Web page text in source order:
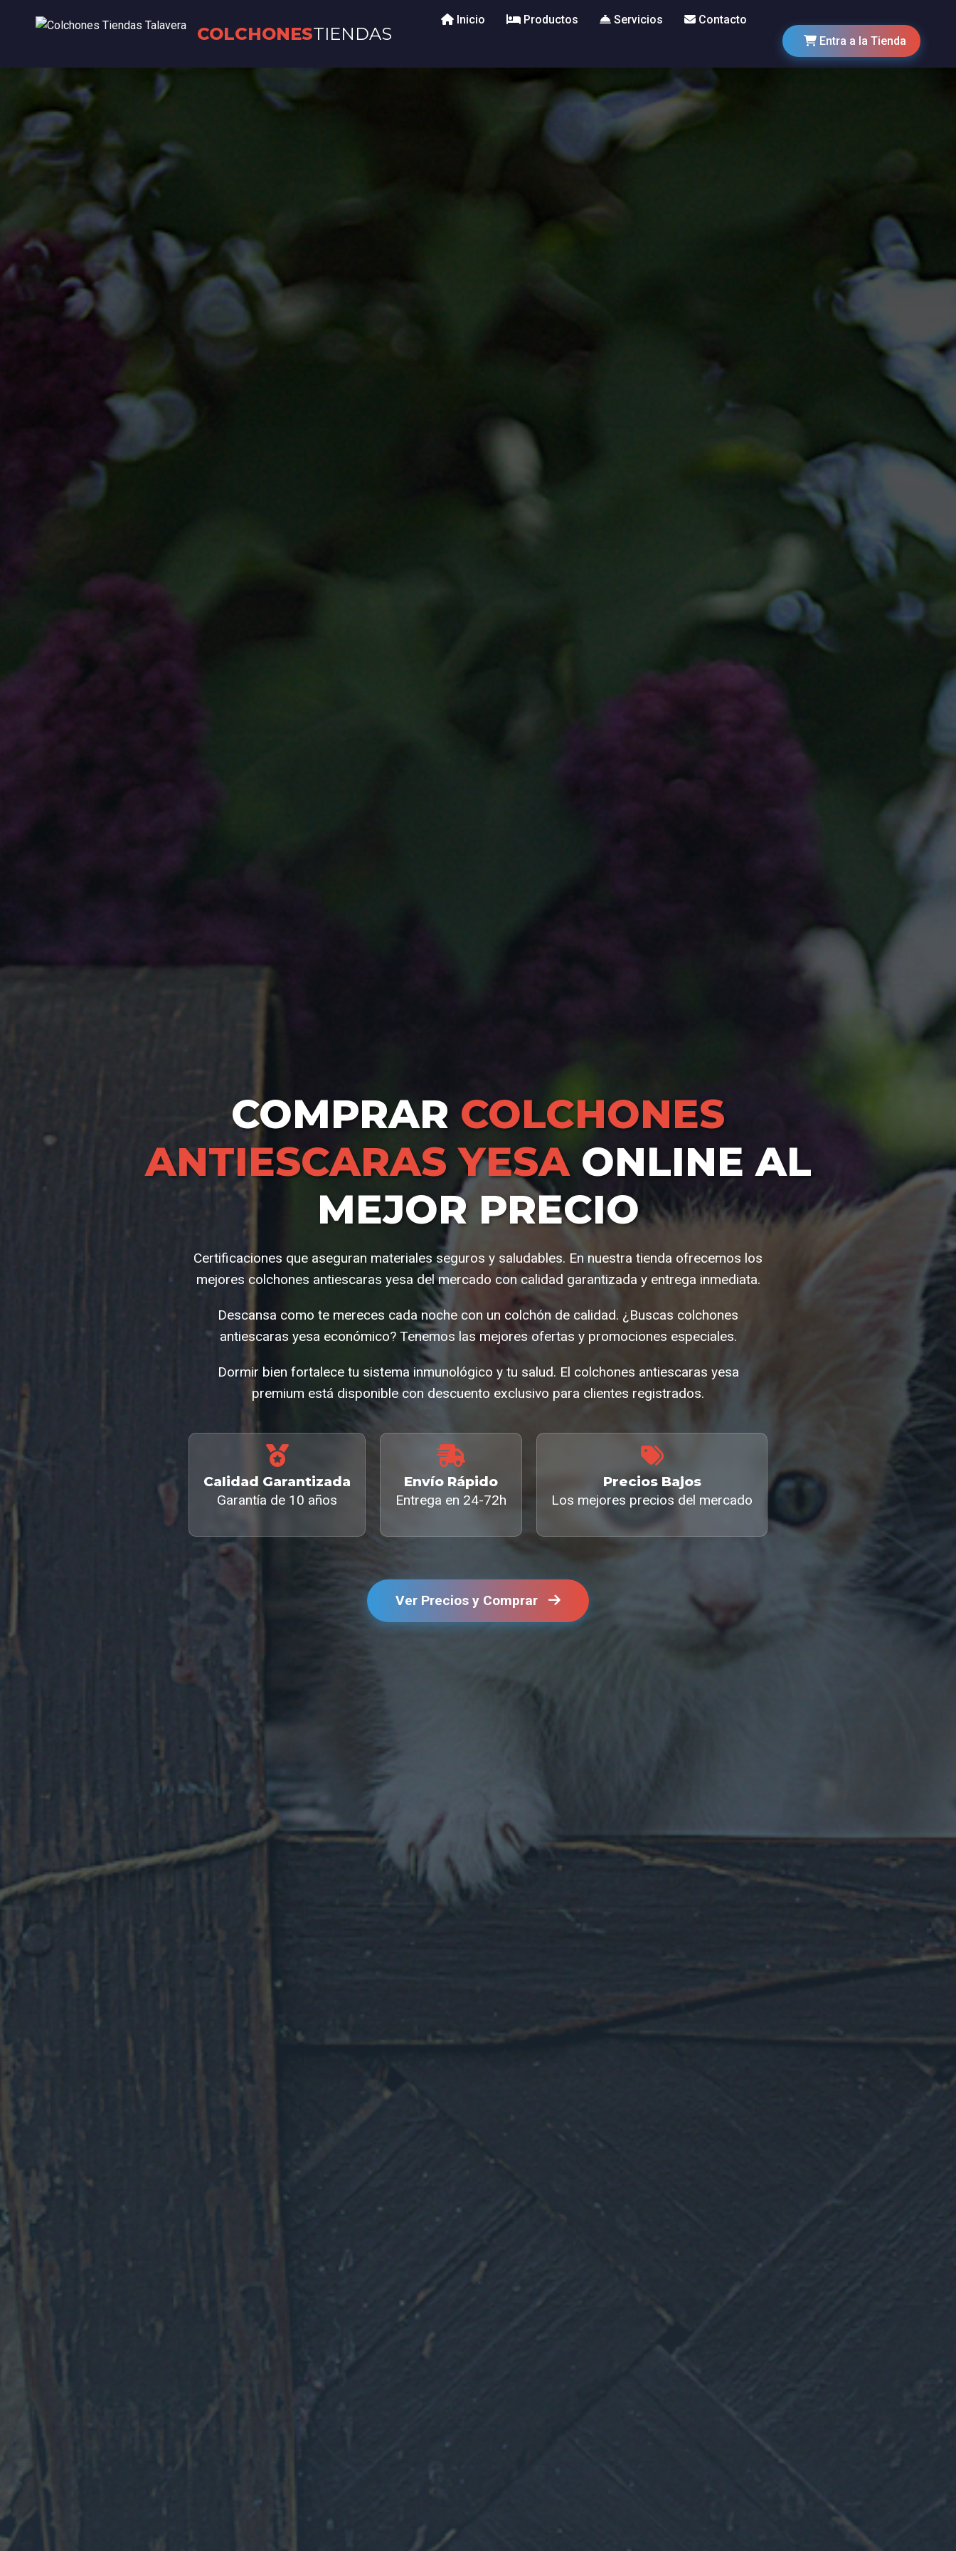
COLCHONESTIENDAS
Inicio Productos Servicios
Contacto
Entra a la Tienda
COMPRAR COLCHONES
ANTIESCARAS YESAONLINE AL
MEJOR PRECIO
Certificaciones que aseguran materiales seguros y saludables. En nuestra tienda ofrecemos los
mejores colchones antiescaras yesa del mercado con calidad garantizada y entrega inmediata.
Descansa como te mereces cada noche con un colchón de calidad. ¿Buscas colchones
antiescaras yesa económico? Tenemos las mejores ofertas y promociones especiales.
Dormir bien fortalece tu sistema inmunológico y tu salud. El colchones antiescaras yesa
premium está disponible con descuento exclusivo para clientes registrados.
Calidad Garantizada
Garantía de 10 años
Envío Rápido
Entrega en 24-72h
Precios Bajos
Los mejores precios del mercado
Ver Precios y Comprar